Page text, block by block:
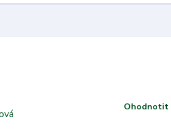
Ohodnotit